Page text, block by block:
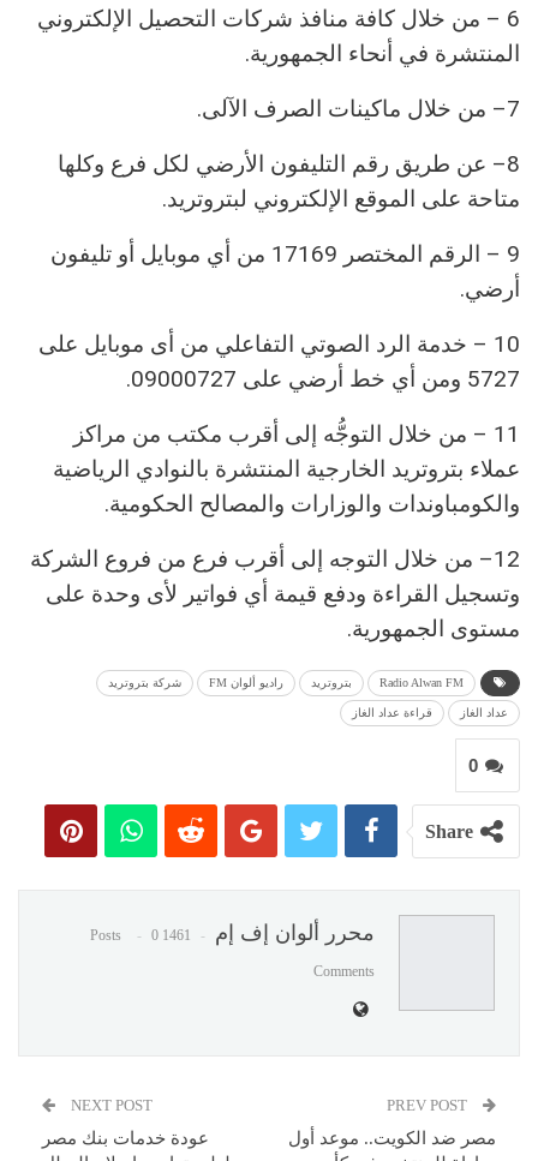
6 – من خلال كافة منافذ شركات التحصيل الإلكتروني
المنتشرة في أنحاء الجمهورية.
7– من خلال ماكينات الصرف الآلى.
8– عن طريق رقم التليفون الأرضي لكل فرع وكلها
متاحة على الموقع الإلكتروني لبتروتريد.
9 – الرقم المختصر 17169 من أي موبايل أو تليفون
أرضي.
10 – خدمة الرد الصوتي التفاعلي من أى موبايل على
5727 ومن أي خط أرضي على 09000727.
11 – من خلال التوجُّه إلى أقرب مكتب من مراكز
عملاء بتروتريد الخارجية المنتشرة بالنوادي الرياضية
والكومباوندات والوزارات والمصالح الحكومية.
12– من خلال التوجه إلى أقرب فرع من فروع الشركة
وتسجيل القراءة ودفع قيمة أي فواتير لأى وحدة على
مستوى الجمهورية.
Radio Alwan FM بتروتريد راديو ألوان FM شركة بتروتريد
عداد الغاز قراءة عداد الغاز
0
Share
محرر ألوان إف إم 1461 Posts
0
Comments
مصر ضد الكويت.. موعد أول
NEXT POST
عودة خدمات بنك مصر